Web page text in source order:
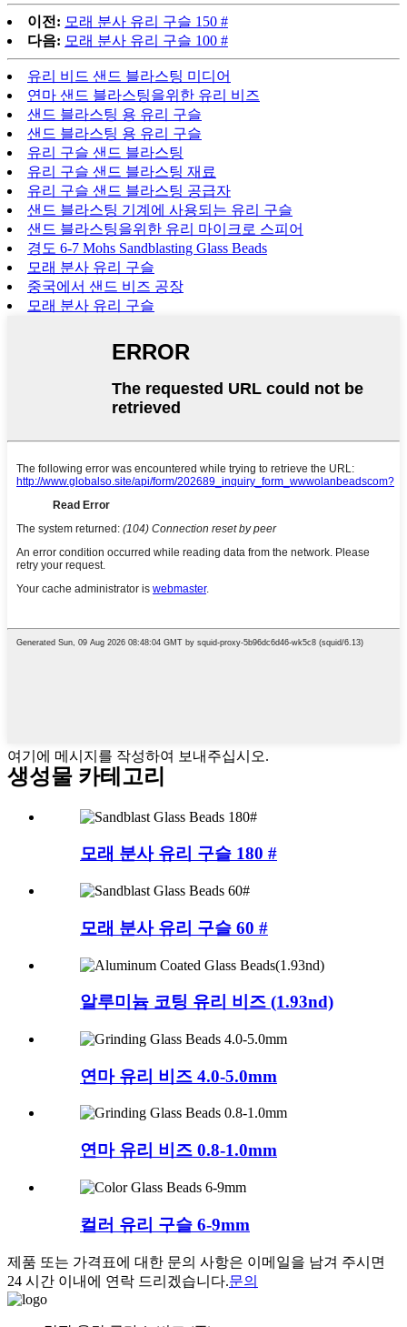
이전: 모래 분사 유리 구슬 150 #
다음: 모래 분사 유리 구슬 100 #
유리 비드 샌드 블라스팅 미디어
연마 샌드 블라스팅을위한 유리 비즈
샌드 블라스팅 용 유리 구슬
샌드 블라스팅 용 유리 구슬
유리 구슬 샌드 블라스팅
유리 구슬 샌드 블라스팅 재료
유리 구슬 샌드 블라스팅 공급자
샌드 블라스팅 기계에 사용되는 유리 구슬
샌드 블라스팅을위한 유리 마이크로 스피어
경도 6-7 Mohs Sandblasting Glass Beads
모래 분사 유리 구슬
중국에서 샌드 비즈 공장
모래 분사 유리 구슬
여기에 메시지를 작성하여 보내주십시오.
생성물 카테고리
모래 분사 유리 구슬 180 #
모래 분사 유리 구슬 60 #
알루미늄 코팅 유리 비즈 (1.93nd)
연마 유리 비즈 4.0-5.0mm
연마 유리 비즈 0.8-1.0mm
컬러 유리 구슬 6-9mm
제품 또는 가격표에 대한 문의 사항은 이메일을 남겨 주시면
24 시간 이내에 연락 드리겠습니다.문의